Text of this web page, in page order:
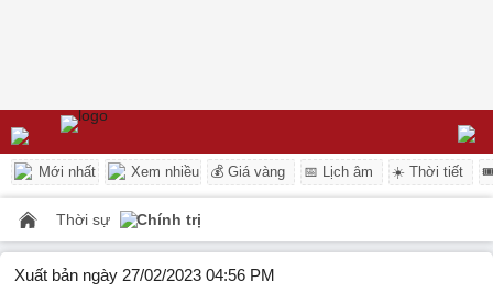
Mới nhất Xem nhiều 💰 Giá vàng 📅 Lịch âm ☀️ Thời tiết
Thời sự Chính trị
Xuất bản ngày 27/02/2023 04:56 PM